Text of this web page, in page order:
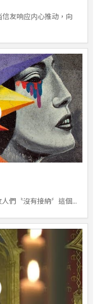
友响应内心推动，向
們〝沒有接納〞這個...